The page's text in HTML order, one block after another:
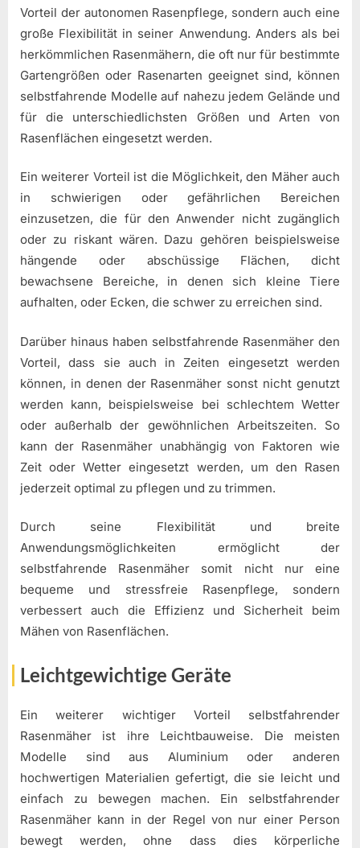
Vorteil der autonomen Rasenpflege, sondern auch eine
große Flexibilität in seiner Anwendung. Anders als bei
herkömmlichen Rasenmähern, die oft nur für bestimmte
Gartengrößen oder Rasenarten geeignet sind, können
selbstfahrende Modelle auf nahezu jedem Gelände und
für die unterschiedlichsten Größen und Arten von
Rasenflächen eingesetzt werden.
Ein weiterer Vorteil ist die Möglichkeit, den Mäher auch
in schwierigen oder gefährlichen Bereichen
einzusetzen, die für den Anwender nicht zugänglich
oder zu riskant wären. Dazu gehören beispielsweise
hängende oder abschüssige Flächen, dicht
bewachsene Bereiche, in denen sich kleine Tiere
aufhalten, oder Ecken, die schwer zu erreichen sind.
Darüber hinaus haben selbstfahrende Rasenmäher den
Vorteil, dass sie auch in Zeiten eingesetzt werden
können, in denen der Rasenmäher sonst nicht genutzt
werden kann, beispielsweise bei schlechtem Wetter
oder außerhalb der gewöhnlichen Arbeitszeiten. So
kann der Rasenmäher unabhängig von Faktoren wie
Zeit oder Wetter eingesetzt werden, um den Rasen
jederzeit optimal zu pflegen und zu trimmen.
Durch seine Flexibilität und breite
Anwendungsmöglichkeiten ermöglicht der
selbstfahrende Rasenmäher somit nicht nur eine
bequeme und stressfreie Rasenpflege, sondern
verbessert auch die Effizienz und Sicherheit beim
Mähen von Rasenflächen.
Leichtgewichtige Geräte
Ein weiterer wichtiger Vorteil selbstfahrender
Rasenmäher ist ihre Leichtbauweise. Die meisten
Modelle sind aus Aluminium oder anderen
hochwertigen Materialien gefertigt, die sie leicht und
einfach zu bewegen machen. Ein selbstfahrender
Rasenmäher kann in der Regel von nur einer Person
bewegt werden, ohne dass dies körperliche